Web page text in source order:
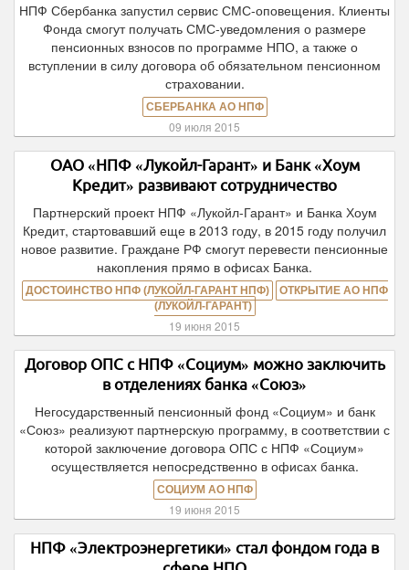
НПФ Сбербанка запустил сервис СМС-оповещения. Клиенты
Фонда смогут получать СМС-уведомления о размере
пенсионных взносов по программе НПО, а также о
вступлении в силу договора об обязательном пенсионном
страховании.
СБЕРБАНКА АО НПФ
09 июля 2015
ОАО «НПФ «Лукойл-Гарант» и Банк «Хоум
Кредит» развивают сотрудничество
Партнерский проект НПФ «Лукойл-Гарант» и Банка Хоум
Кредит, стартовавший еще в 2013 году, в 2015 году получил
новое развитие. Граждане РФ смогут перевести пенсионные
накопления прямо в офисах Банка.
ДОСТОИНСТВО НПФ (ЛУКОЙЛ-ГАРАНТ НПФ)
ОТКРЫТИЕ АО НПФ
(ЛУКОЙЛ-ГАРАНТ)
19 июня 2015
Договор ОПС с НПФ «Социум» можно заключить
в отделениях банка «Союз»
Негосударственный пенсионный фонд «Социум» и банк
«Союз» реализуют партнерскую программу, в соответствии с
которой заключение договора ОПС с НПФ «Социум»
осуществляется непосредственно в офисах банка.
СОЦИУМ АО НПФ
19 июня 2015
НПФ «Электроэнергетики» стал фондом года в